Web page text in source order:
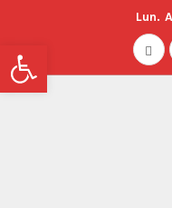
Lun.
Abrir barra